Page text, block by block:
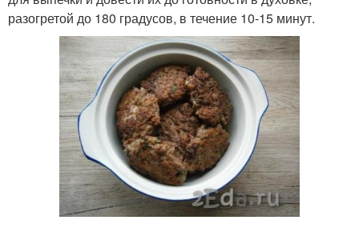
разогретой до 180 градусов, в течение 10-15 минут.